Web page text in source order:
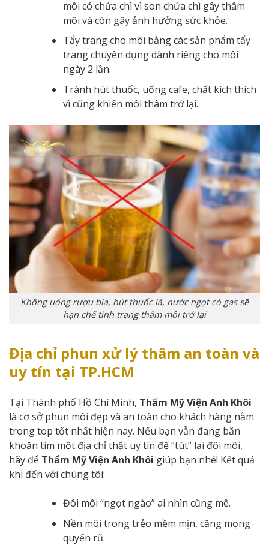
môi có chứa chì vì son chứa chì gây thâm
môi và còn gây ảnh hưởng sức khỏe.
Tẩy trang cho môi bằng các sản phẩm tẩy
trang chuyên dụng dành riêng cho môi
ngày 2 lần.
Tránh hút thuốc, uống cafe, chất kích thích
vì cũng khiến môi thâm trở lại.
Không uống rượu bia, hút thuốc lá, nước ngọt có gas sẽ
hạn chế tình trạng thâm môi trở lại
Địa chỉ phun xử lý thâm an toàn và
uy tín tại TP.HCM
Tại Thành phố Hồ Chí Minh, Thẩm Mỹ Viện Anh Khôi
là cơ sở phun môi đẹp và an toàn cho khách hàng nằm
trong top tốt nhất hiện nay. Nếu bạn vẫn đang băn
khoăn tìm một địa chỉ thật uy tín để “tút” lại đôi môi,
hãy để Thẩm Mỹ Viện Anh Khôi giúp bạn nhé! Kết quả
khi đến với chúng tôi:
Đôi môi “ngọt ngào” ai nhìn cũng mê.
Nền môi trong trẻo mềm mịn, căng mọng
quyến rũ.